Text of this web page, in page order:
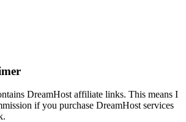
DreamHost affiliate links. This means I
if you purchase DreamHost services